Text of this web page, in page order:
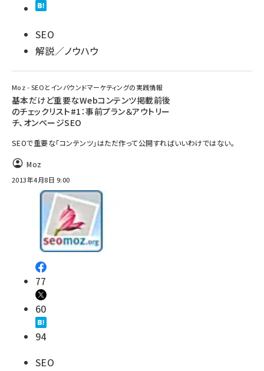
SEO
解説／ノウハウ
Moz - SEOとインバウンドマーケティングの実践情報
基本だけど重要なWebコンテンツ掲載前後
のチェックリスト#1：事前プラン＆アウトリー
チ、オンページSEO
SEOで重要な「コンテンツ」はただ作って公開すればいいわけではない。
Moz
2013年4月8日 9:00
77
60
94
SEO